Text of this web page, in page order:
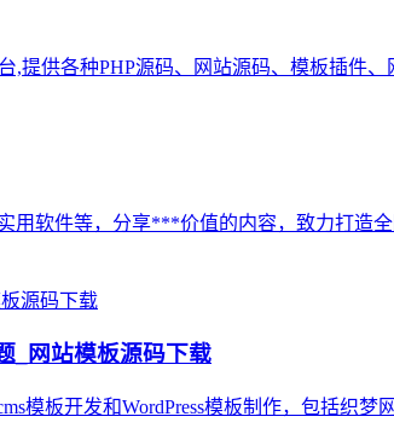
,提供各种PHP源码、网站源码、模板插件
用软件等，分享***价值的内容，致力打造
_网站模板源码下载
板开发和WordPress模板制作，包括织梦